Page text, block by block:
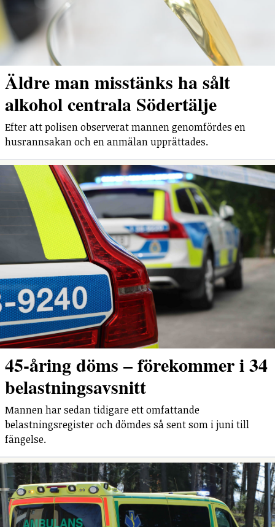
Äldre man misstänks ha sålt
alkohol centrala Södertälje
Efter att polisen observerat mannen genomfördes en
husrannsakan och en anmälan upprättades.
45-åring döms – förekommer i 34
belastningsavsnitt
Mannen har sedan tidigare ett omfattande
belastningsregister och dömdes så sent som i juni till
fängelse.